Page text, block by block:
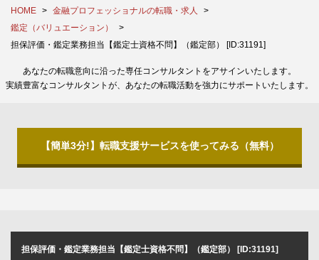
HOME
金融プロフェッショナルの転職・求人
鑑定（バリュエーション）
担保評価・鑑定業務担当【鑑定士資格不問】（鑑定部） [ID:31191]
あなたの転職意向に沿った専任コンサルタントをアサインいたします。
実績豊富なコンサルタントが、あなたの転職活動を強力にサポートいたします。
【簡単3分!】転職支援サービスを使ってみる（無料）
担保評価・鑑定業務担当【鑑定士資格不問】（鑑定部） [ID:31191]